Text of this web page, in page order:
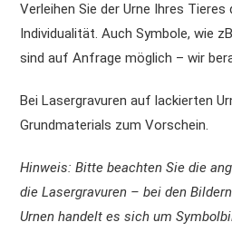
Verleihen Sie der Urne Ihres
Individualität. Auch Symbole, wie
sind auf Anfrage möglich – wir
Bei Lasergravuren auf lackierten
Grundmaterials zum Vorschein.
Hinweis: Bitte beachten Sie die
die Lasergravuren – bei den
Urnen handelt es sich um